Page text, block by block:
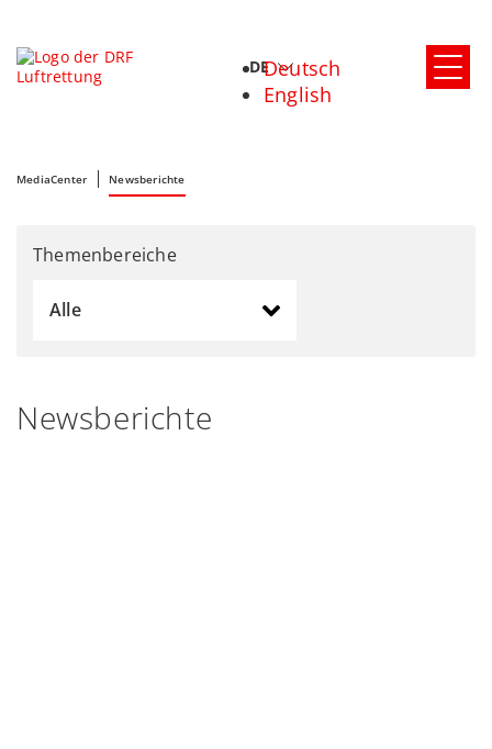
DEDeutsch
English
MediaCenter Newsberichte
Themenbereiche
Alle
Newsberichte